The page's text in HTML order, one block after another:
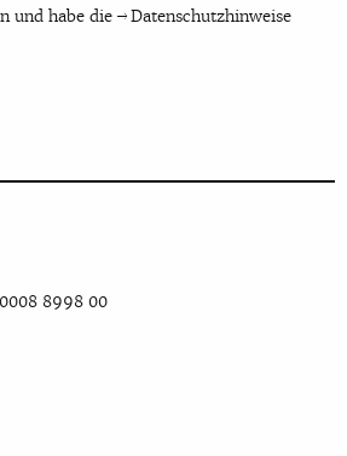
und habe die
Datenschutzhinweise
8998 00